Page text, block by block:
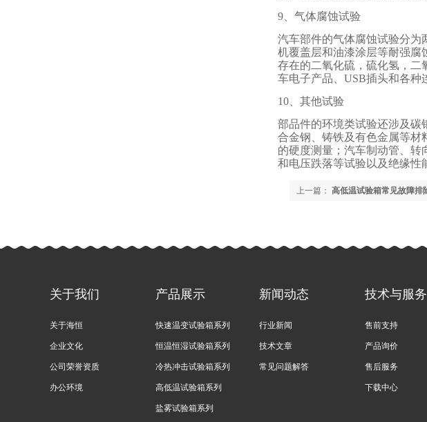
9、气体腐蚀试验
汽车部件的气体腐蚀试验分为
机覆盖层和油漆涂层等耐强腐
存在的二氧化硫，硫化氢，二
车电子产品、USB插头和各种
10、其他试验
部品件的环境类试验还涉及碳
合金钢、铸铁及有色金属等材
的硬度测量；汽车制动管、
和电压跌落等试验以及绝缘性
上一篇： 高低温试验箱常见故障排
关于我们
关于海恒
企业文化
公司荣誉资质
办公环境
产品展示
快速温变试验箱系列
恒温恒湿试验箱系列
冷热冲击试验箱系列
高低温试验箱系列
盐雾试验箱系列
新闻动态
行业新闻
技术文章
常见问题解答
技术与服务
售前支持
产品询价
售后服务
下载中心